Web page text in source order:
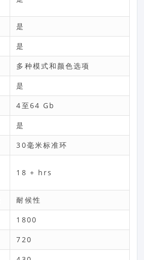
是
是
多种模式和颜色选项
是
4至64 Gb
是
30毫米标准环
18 + hrs
耐候性
1800
720